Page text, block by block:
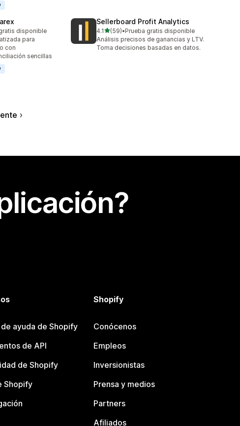
disponible
para
con
sencillas
Sellerboard Profit Analytics
4.1de 5 estrellas
(59)
59 reseñas en total
•Prueba gratis disponible
Análisis precisos de ganancias y LTV.
Toma decisiones basadas en datos.
ayuda de Shopify
de API
de Shopify
Shopify
Shopify
Conócenos
Empleos
Inversionistas
Prensa y medios
Partners
Afiliados